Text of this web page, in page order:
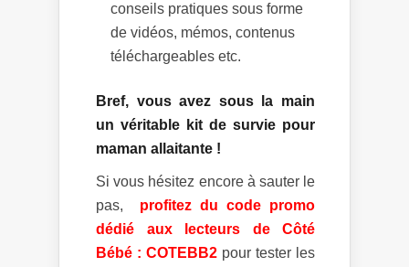
conseils pratiques sous forme
de vidéos, mémos, contenus
téléchargeables etc.
Bref, vous avez sous la main
un véritable kit de survie pour
maman allaitante !
Si vous hésitez encore à sauter le
pas,
profitez du code promo
dédié aux lecteurs de Côté
Bébé : COTEBB2 pour tester les